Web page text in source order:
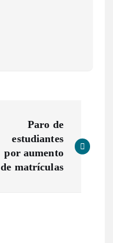
Paro de
estudiantes
por aumento
de matrículas